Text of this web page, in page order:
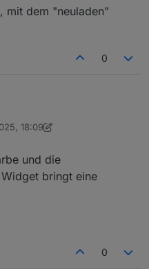
' ... es kann sein, dass der
kommt. Da kann ich so
mit dem "neuladen"
0
18:09
und die
bringt eine
0